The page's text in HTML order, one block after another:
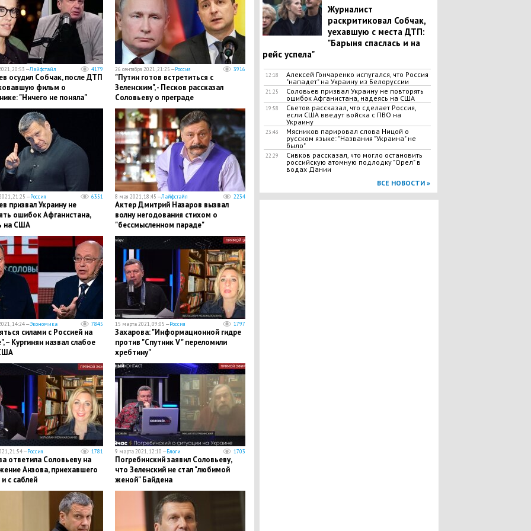
20:53 —Лайфстайл 4179
осудил Собчак, после ДТП
фильм о
"Ничего не поняла"
26 сентября 2021, 21:25 —Россия 3916
"Путин готов встретиться с
Зеленским", - Песков рассказал
Соловьеву о преграде
21:25 —Россия 6351
призвал Украину не
ошибок Афганистана,
на США
8 мая 2021, 18:45 —Лайфстайл 2234
Актер Дмитрий Назаров вызвал
волну негодования стихом о
"бессмысленном параде"
14:24 —Экономика 7845
силами с Россией на
– Кургинян назвал слабое
15 марта 2021, 09:05 —Россия 1797
​Захарова: "Информационной гидре
против "Спутник V" переломили
хребтину"
21:54 —Россия 1781
ответила Соловьеву на
Анзова, приехавшего
с саблей
9 марта 2021, 12:10 —Блоги 1703
Погребинский заявил Соловьеву,
что Зеленский не стал "любимой
женой" Байдена
Журналист
раскритиковал Собчак,
уехавшую с места ДТП:
"Барыня спаслась и на
рейс успела"
12:18
Алексей Гончаренко испугался, что Россия
"нападет" на Украину из Белоруссии
21:25
Соловьев призвал Украину не повторять
ошибок Афганистана, надеясь на США
19:58
Светов рассказал, что сделает Россия,
если США введут войска с ПВО на
Украину
23:43
Мясников парировал слова Ницой о
русском языке: "Названия "Украина" не
было"
22:29
Сивков рассказал, что могло остановить
российскую атомную подлодку "Орел" в
водах Дании
ВСЕ НОВОСТИ »